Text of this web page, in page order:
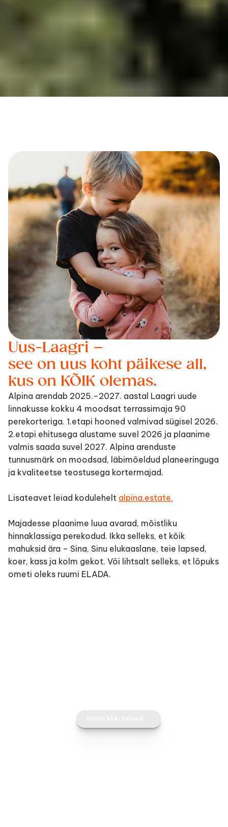
Uus-Laagri –
see on uus koht päikese all,
kus on KÕIK olemas.
Alpina arendab 2025.–2027. aastal Laagri uude
linnakusse kokku 4 moodsat terrassimaja 90
perekorteriga. 1.etapi hooned valmivad sügisel 2026.
2.etapi ehitusega alustame suvel 2026 ja plaanime
valmis saada suvel 2027. Alpina arenduste
tunnusmärk on moodsad, läbimõeldud planeeringuga
ja kvaliteetse teostusega kortermajad.
Lisateavet leiad kodulehelt alpina.estate.
Majadesse plaanime luua avarad, mõistliku
hinnaklassiga perekodud. Ikka selleks, et kõik
mahuksid ära – Sina, Sinu elukaaslane, teie lapsed,
koer, kass ja kolm gekot. Või lihtsalt selleks, et lõpuks
ometi oleks ruumi ELADA.